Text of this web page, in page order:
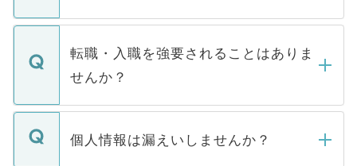
ます。通常、5営業日以内にはご連絡をせて
いただきますので、しばらくお待ちくださ
マイナビDOCTORで取り扱っている求人の
うち約3割は、Webサイトからご覧いただ
けない「非公開求人」です。非公開求人は
下記の理由によって、一般には公開してい
ません。
■応募殺到を避けるため 人気のある医療機
転職・入職を強要されることはありま
せんか？
転職・入職を強要することは一切ありませ
ん。また、仮に応募先から内定をいただい
個人情報は漏えいしませんか？